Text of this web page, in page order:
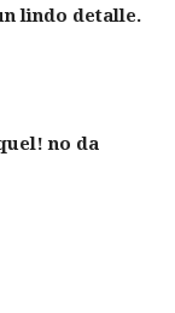
lindo detalle.
no da